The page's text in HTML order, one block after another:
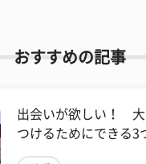
おすすめの記事
出会いが欲しい！ 大
つけるためにできる3